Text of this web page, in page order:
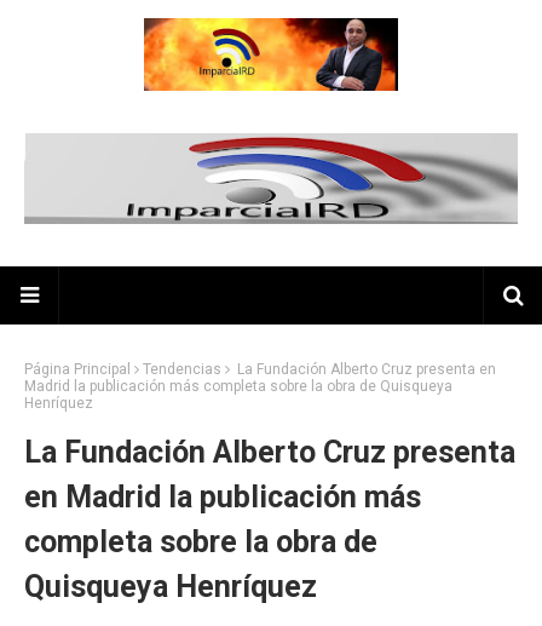
Página Principal Tendencias
La Fundación Alberto Cruz presenta en
Madrid la publicación más completa sobre la obra de Quisqueya
Henríquez
La Fundación Alberto Cruz presenta
en Madrid la publicación más
completa sobre la obra de
Quisqueya Henríquez